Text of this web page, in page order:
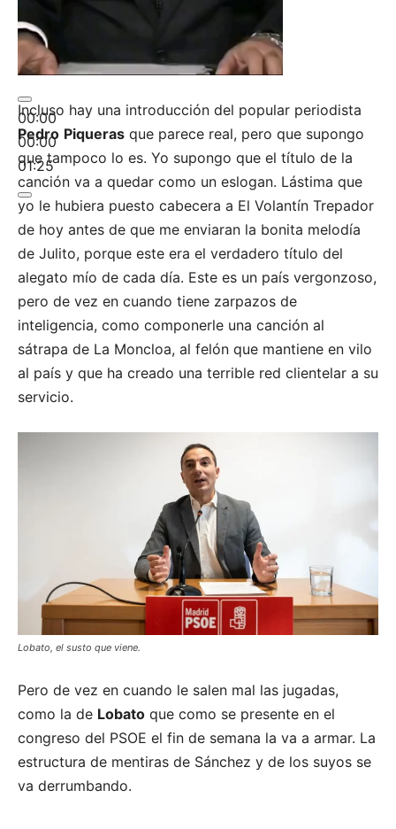
00:00
00:00
01:25
Incluso hay una introducción del popular periodista
Pedro Piqueras que parece real, pero que supongo
que tampoco lo es. Yo supongo que el título de la
canción va a quedar como un eslogan. Lástima que
yo le hubiera puesto cabecera a El Volantín Trepador
de hoy antes de que me enviaran la bonita melodía
de Julito, porque este era el verdadero título del
alegato mío de cada día. Este es un país vergonzoso,
pero de vez en cuando tiene zarpazos de
inteligencia, como componerle una canción al
sátrapa de La Moncloa, al felón que mantiene en vilo
al país y que ha creado una terrible red clientelar a su
servicio.
Lobato, el susto que viene.
Pero de vez en cuando le salen mal las jugadas,
como la de Lobato que como se presente en el
congreso del PSOE el fin de semana la va a armar. La
estructura de mentiras de Sánchez y de los suyos se
va derrumbando.